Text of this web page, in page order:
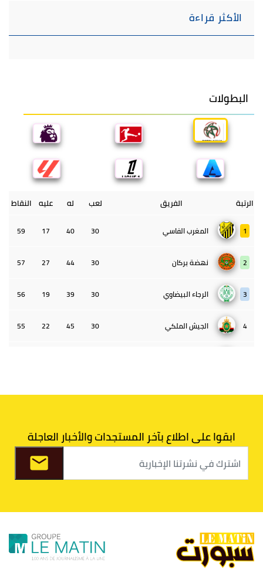
الأكثر قراءة
البطولات
الرتبة الفريق لعب له عليه النقاط
1 المغرب الفاسي 30
40
17
59
2 نهضة بركان 30
44
27
57
3 الرجاء البيضاوي 30
39
19
56
4 الجيش الملكي 30
45
22
55
36
9 الكوكب المراكشي 30
27
26
36
10 النادي المكناسي 30
24
33
36
11 نادي النهضة زمامرة 30
28
37
33
ابقوا على اطلاع بآخر المستجدات والأخبار العاجلة